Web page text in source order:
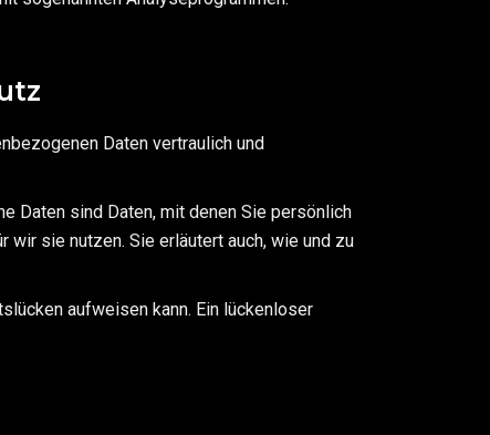
Daten vertraulich und
Daten sind Daten, mit denen Sie persönlich
sie nutzen. Sie erläutert auch, wie und zu
aufweisen kann. Ein lückenloser